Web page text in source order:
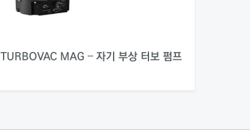
TURBOVAC MAG – 자기 부상 터보 펌프